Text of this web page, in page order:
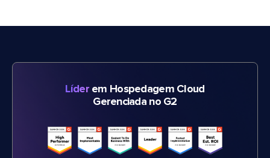
Líderem Hospedagem Cloud
Gerenciada no G2